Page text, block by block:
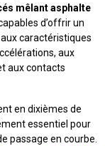
mêlant asphalte
d’offrir un
caractéristiques
aux
aux contacts
en dixièmes de
essentiel pour
passage en courbe.